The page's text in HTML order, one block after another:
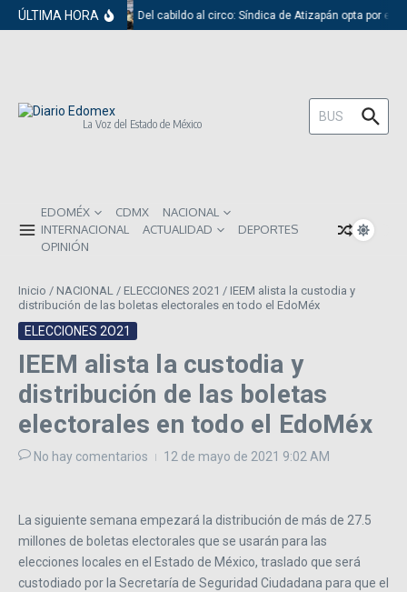
Saltar al contenido
ÚLTIMA HORA Del cabildo al circo: Síndica de Atizapán opta por el
La Voz del Estado de México
Buscar:
EDOMÉX CDMX
NACIONAL
INTERNACIONAL
ACTUALIDAD
DEPORTES
OPINIÓN
Inicio / NACIONAL / ELECCIONES 2O21 / IEEM alista la custodia y
distribución de las boletas electorales en todo el EdoMéx
ELECCIONES 2O21
IEEM alista la custodia y
distribución de las boletas
electorales en todo el EdoMéx
No hay comentarios 12 de mayo de 2021 9:02 AM
La siguiente semana empezará la distribución de más de 27.5
millones de boletas electorales que se usarán para las
elecciones locales en el Estado de México, traslado que será
custodiado por la Secretaría de Seguridad Ciudadana para que el